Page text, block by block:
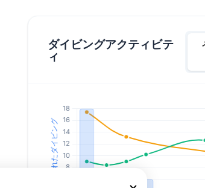
ダイビングアクティビテ
ィ